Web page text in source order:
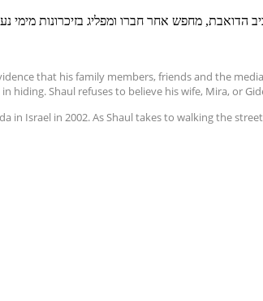
מחפש אחר חברו ומפליג בזיכרונות מימי
that his family members, friends and the
Shaul refuses to believe his wife, Mira, or
in Israel in 2002. As Shaul takes to walking the